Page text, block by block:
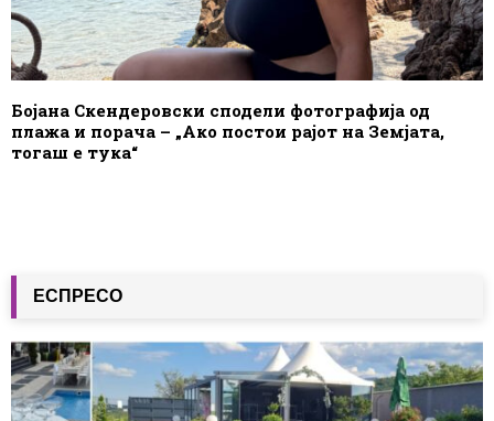
Бојана Скендеровски сподели фотографија од
плажа и порача – „Ако постои рајот на Земјата,
тогаш е тука“
ЕСПРЕСО